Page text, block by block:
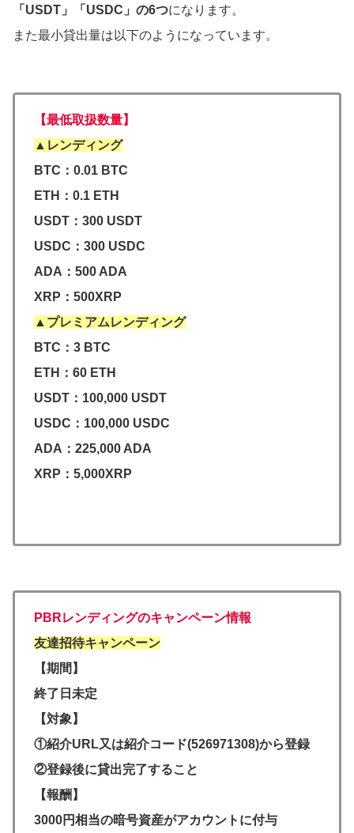
「USDT」「USDC」の6つになります。
また最小貸出量は以下のようになっています。
【最低取扱数量】
▲レンディング
BTC：0.01 BTC
ETH：0.1 ETH
USDT：300 USDT
USDC：300 USDC
ADA：500 ADA
XRP：500XRP
▲プレミアムレンディング
BTC：3 BTC
ETH：60 ETH
USDT：100,000 USDT
USDC：100,000 USDC
ADA：225,000 ADA
XRP：5,000XRP
PBRレンディングのキャンペーン情報
友達招待キャンペーン
【期間】
終了日未定
【対象】
①紹介URL又は紹介コード(526971308)から登録
②登録後に貸出完了すること
【報酬】
3000円相当の暗号資産がアカウントに付与